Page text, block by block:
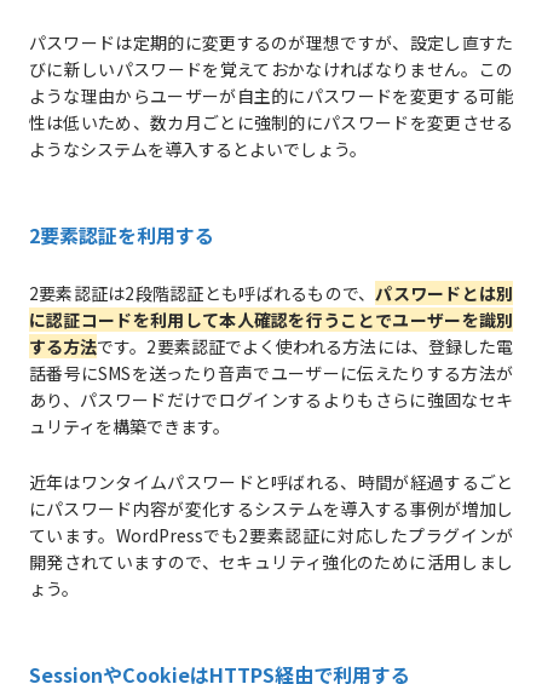
パスワードは定期的に変更するのが理想ですが、設定し直すた
びに新しいパスワードを覚えておかなければなりません。この
ような理由からユーザーが自主的にパスワードを変更する可能
性は低いため、数カ月ごとに強制的にパスワードを変更させる
ようなシステムを導入するとよいでしょう。
2要素認証を利用する
2要素認証は2段階認証とも呼ばれるもので、 パスワードとは別
に認証コードを利用して本人確認を行うことでユーザーを識別
する方法です。2要素認証でよく使われる方法には、登録した電
話番号にSMSを送ったり音声でユーザーに伝えたりする方法が
あり、パスワードだけでログインするよりもさらに強固なセキ
ュリティを構築できます。
近年はワンタイムパスワードと呼ばれる、時間が経過するごと
にパスワード内容が変化するシステムを導入する事例が増加し
ています。WordPressでも2要素認証に対応したプラグインが
開発されていますので、セキュリティ強化のために活用しまし
ょう。
SessionやCookieはHTTPS経由で利用する